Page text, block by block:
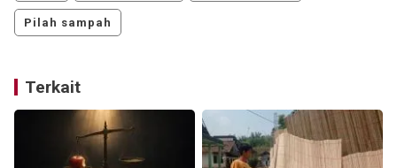
Pilah sampah
Terkait